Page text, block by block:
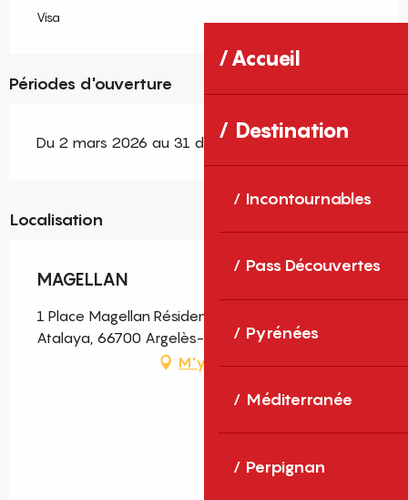
Accueil
Destination
Incontournables
Pass Découvertes
Pyrénées
Méditerranée
Perpignan
Visa
Périodes d'ouverture
Du 2 mars 2026 au 31 décembre 2026
Localisation
MAGELLAN
1 Place Magellan Résidence ATALAYA, Résidence
Atalaya, 66700 Argelès-sur-Mer
M'y rendre